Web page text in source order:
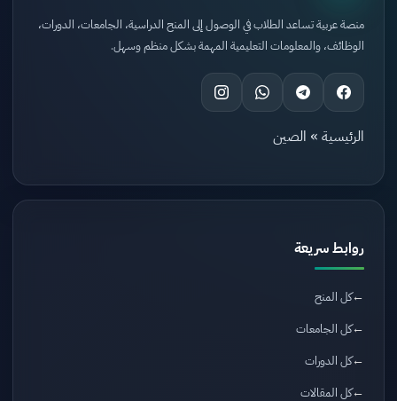
منصة عربية تساعد الطلاب في الوصول إلى المنح الدراسية، الجامعات، الدورات،
الوظائف، والمعلومات التعليمية المهمة بشكل منظم وسهل.
الرئيسية » الصين
روابط سريعة
كل المنح
كل الجامعات
كل الدورات
كل المقالات